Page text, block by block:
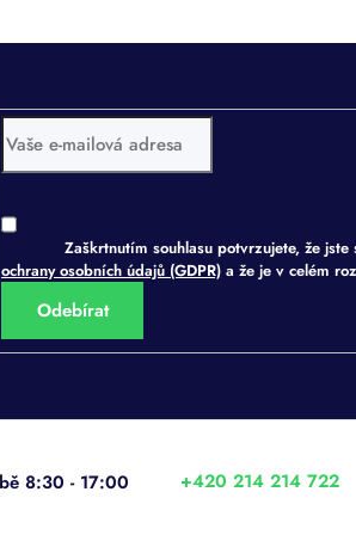
Zaškrtnutím souhlasu potvrzujete, že jste
ochrany osobních údajů (GDPR) a že je v celém
Přihlásit
se
+420 214 214 722